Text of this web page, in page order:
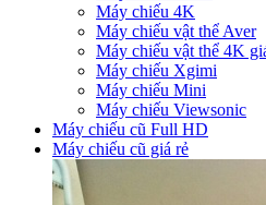
Máy chiếu 4K
Máy chiếu vật thể Aver
Máy chiếu vật thể 4K
Máy chiếu Xgimi
Máy chiếu Mini
Máy chiếu Viewsonic
Máy chiếu cũ Full HD
Máy chiếu cũ giá rẻ